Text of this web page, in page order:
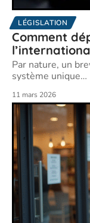
LÉGISLATION
Comment
Par nature, un
système unique…
11 mars 2026